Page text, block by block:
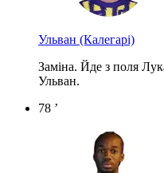
Ульван (Калегарі)
Заміна. Йде з поля
Ульван.
78 ’